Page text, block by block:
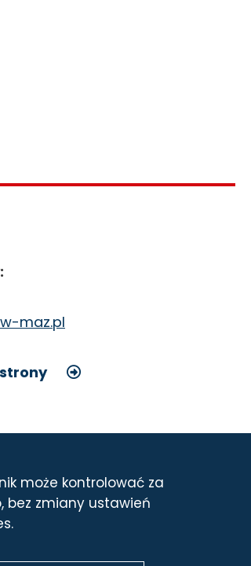
maz.pl
może kontrolować za
bez zmiany ustawień